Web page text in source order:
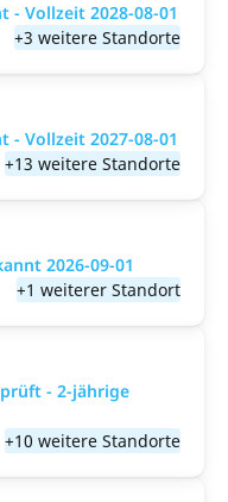
- Vollzeit 2028-08-01
+3 weitere Standorte
- Vollzeit 2027-08-01
+13 weitere Standorte
2026-09-01
+1 weiterer Standort
- 2-jährige
+10 weitere Standorte